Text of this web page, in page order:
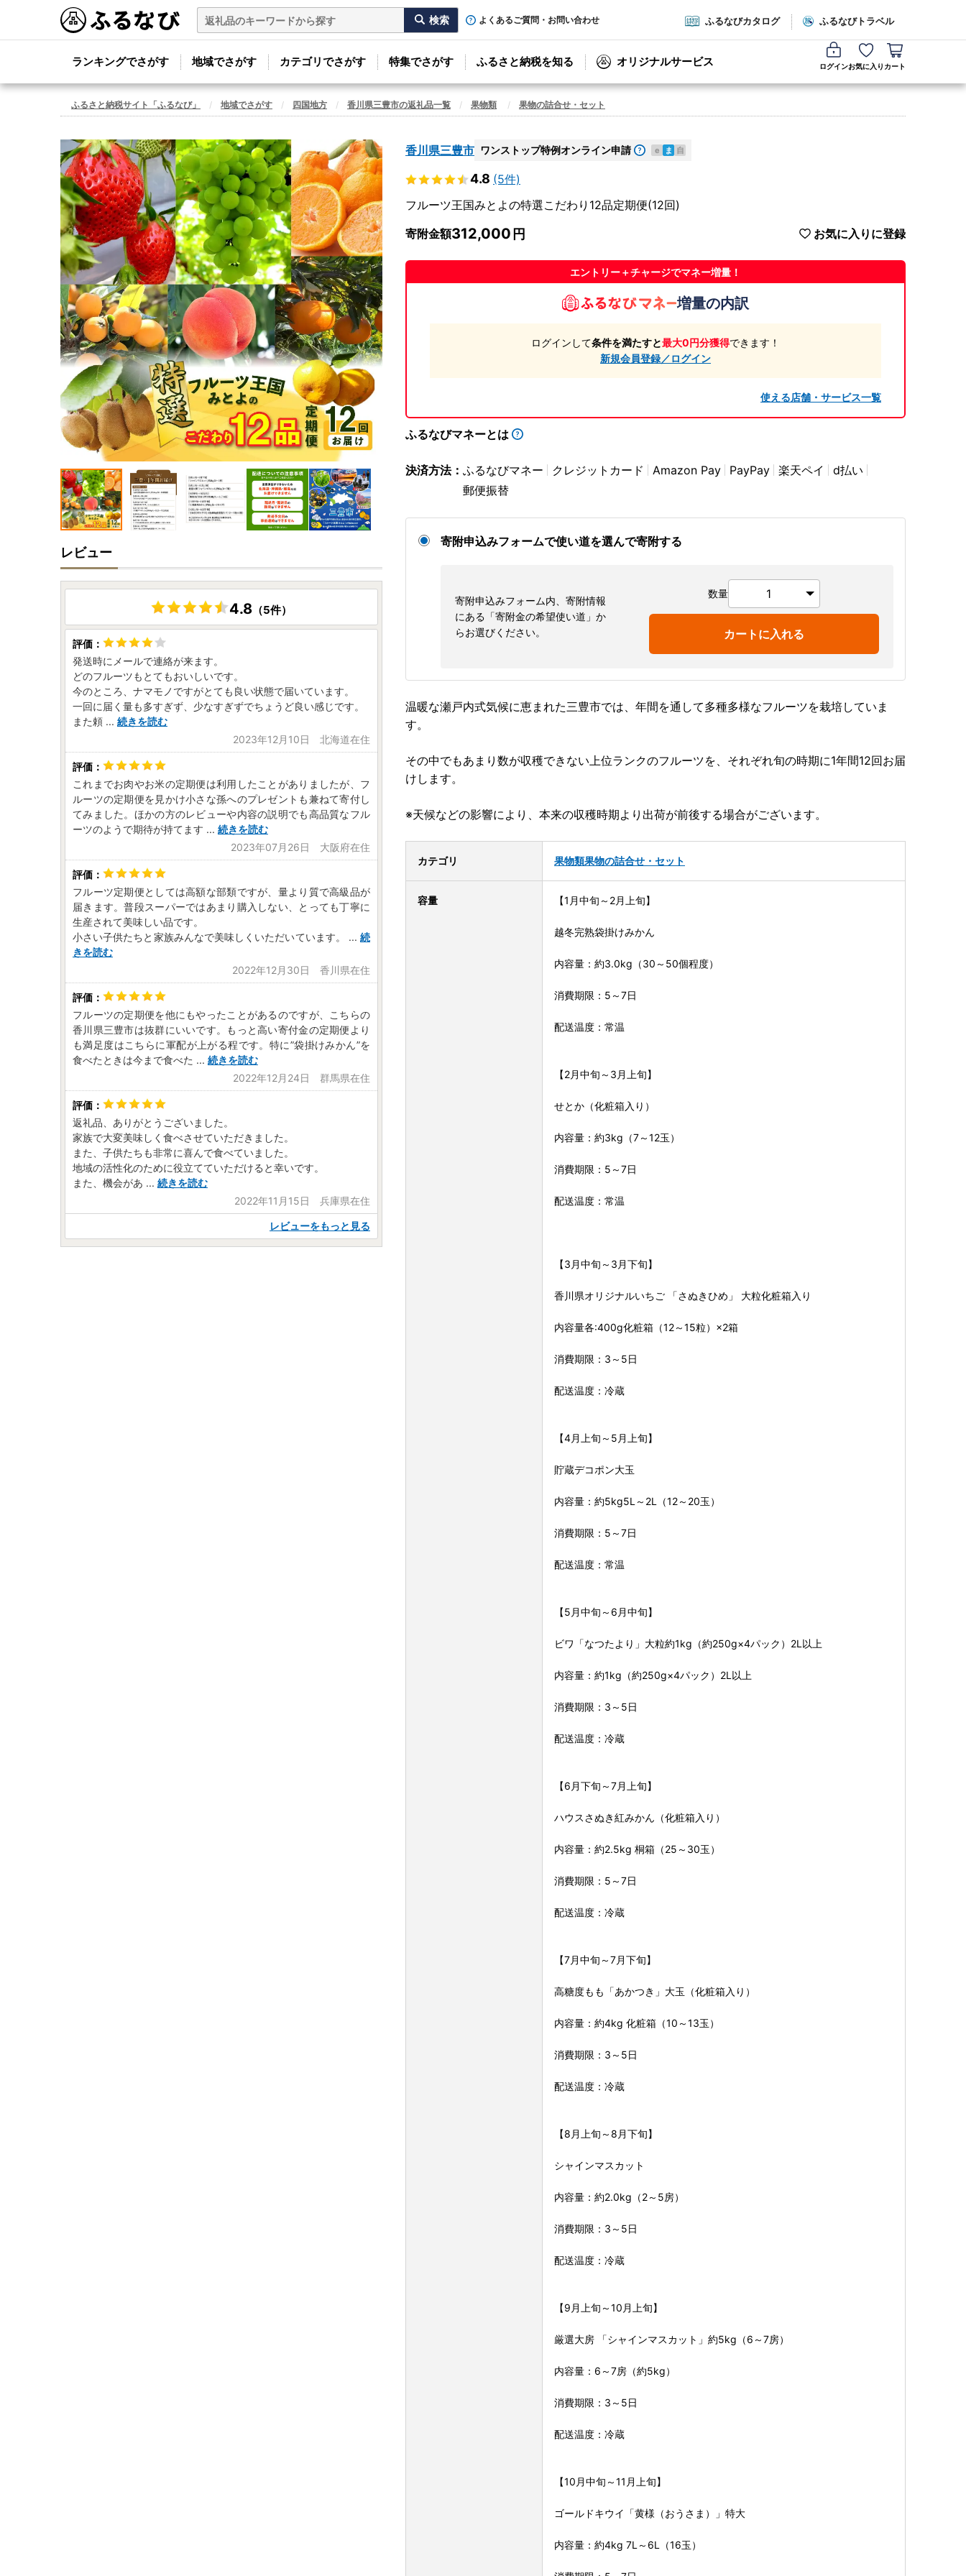
よくあるご質問・お問い合わせ ふるなびカタログ ふるなびトラベル
ランキングでさがす 地域でさがす カテゴリでさがす 特集でさがす ふるさと納税を知る オリジナルサービス ログインお気に入り カート
ふるさと納税サイト「ふるなび」 地域でさがす 四国地方 香川県三豊市の返礼品一覧 果物類 果物の詰合せ・セット
香川県三豊市 ワンストップ特例オンライン申請 e ま 自
4.8 (5件)
フルーツ王国みとよの特選こだわり12品定期便(12回)
寄附金額312,000 お気に入りに登録
エントリー＋チャージでマネー増量！
増量の内訳
ログインして条件を満たすと最大0円分獲得できます！
新規会員登録／ログイン
使える店舗・サービス一覧
ふるなびマネーとは
決済方法： ふるなびマネー クレジットカード Amazon Pay PayPay 楽天ペイ
d払い
郵便振替
寄附申込みフォームで使い道を選んで寄附する
寄附申込みフォーム内、寄附情報
にある「寄附金の希望使い道」か
らお選びください。
数量
カートに入れる
温暖な瀬戸内式気候に恵まれた三豊市では、年間を通して多種多様なフルーツを栽培していま
す。
その中でもあまり数が収穫できない上位ランクのフルーツを、それぞれ旬の時期に1年間12回お届
けします。
※天候などの影響により、本来の収穫時期より出荷が前後する場合がございます。
カテゴリ 果物類果物の詰合せ・セット
容量 【1月中旬～2月上旬】
越冬完熟袋掛けみかん
内容量：約3.0kg（30～50個程度）
消費期限：5～7日
配送温度：常温
【2月中旬～3月上旬】
せとか（化粧箱入り）
内容量：約3kg（7～12玉）
消費期限：5～7日
配送温度：常温
【3月中旬～3月下旬】
香川県オリジナルいちご 「さぬきひめ」 大粒化粧箱入り
内容量各:400g化粧箱（12～15粒）×2箱
消費期限：3～5日
配送温度：冷蔵
【4月上旬～5月上旬】
貯蔵デコポン大玉
内容量：約5kg5L～2L（12～20玉）
消費期限：5～7日
配送温度：常温
【5月中旬～6月中旬】
ビワ「なつたより」大粒約1kg（約250g×4パック）2L以上
内容量：約1kg（約250g×4パック）2L以上
消費期限：3～5日
配送温度：冷蔵
【6月下旬～7月上旬】
ハウスさぬき紅みかん（化粧箱入り）
内容量：約2.5kg 桐箱（25～30玉）
消費期限：5～7日
配送温度：冷蔵
【7月中旬～7月下旬】
高糖度もも「あかつき」大玉（化粧箱入り）
内容量：約4kg 化粧箱（10～13玉）
消費期限：3～5日
配送温度：冷蔵
【8月上旬～8月下旬】
シャインマスカット
内容量：約2.0kg（2～5房）
消費期限：3～5日
配送温度：冷蔵
【9月上旬～10月上旬】
厳選大房 「シャインマスカット」約5kg（6～7房）
内容量：6～7房（約5kg）
消費期限：3～5日
配送温度：冷蔵
【10月中旬～11月上旬】
ゴールドキウイ「黄様（おうさま）」特大
内容量：約4kg 7L～6L（16玉）
レビュー
4.8 （5件）
発送時にメールで連絡が来ます。
どのフルーツもとてもおいしいです。
今のところ、ナマモノですがとても良い状態で届いています。
一回に届く量も多すぎず、少なすぎずでちょうど良い感じです。
また頼 ... 続きを読む
2023年12月10日 北海道在住
これまでお肉やお米の定期便は利用したことがありましたが、フ
ルーツの定期便を見かけ小さな孫へのプレゼントも兼ねて寄付し
てみました。ほかの方のレビューや内容の説明でも高品質なフル
ーツのようで期待が持てます ... 続きを読む
2023年07月26日 大阪府在住
フルーツ定期便としては高額な部類ですが、量より質で高級品が
届きます。普段スーパーではあまり購入しない、とっても丁寧に
生産されて美味しい品です。
小さい子供たちと家族みんなで美味しくいただいています。
... 続
きを読む
2022年12月30日 香川県在住
フルーツの定期便を他にもやったことがあるのですが、こちらの
香川県三豊市は抜群にいいです。もっと高い寄付金の定期便より
も満足度はこちらに軍配が上がる程です。特に”袋掛けみかん”を
食べたときは今まで食べた ... 続きを読む
2022年12月24日 群馬県在住
返礼品、ありがとうございました。
家族で大変美味しく食べさせていただきました。
また、子供たちも非常に喜んで食べていました。
地域の活性化のために役立てていただけると幸いです。
また、機会があ ... 続きを読む
2022年11月15日 兵庫県在住
レビューをもっと見る